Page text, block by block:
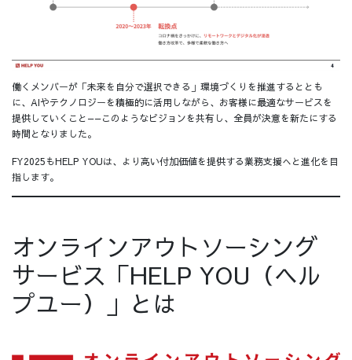
働くメンバーが「未来を自分で選択できる」環境づくりを推進するととも
に、AIやテクノロジーを積極的に活用しながら、お客様に最適なサービスを
提供していくこと——このようなビジョンを共有し、全員が決意を新たにする
時間となりました。
FY2025もHELP YOUは、より高い付加価値を提供する業務支援へと進化を目
指します。
オンラインアウトソーシング
サービス「HELP YOU（ヘル
プユー）」とは